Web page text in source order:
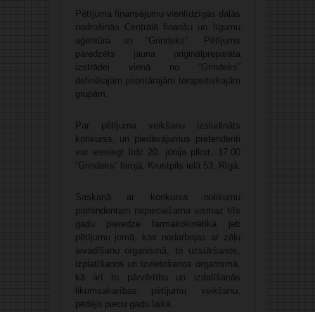
Pētījuma finansējumu vienlīdzīgās daļās
nodrošinās Centrālā finanšu un līgumu
aģentūra un “Grindeks”. Pētījums
paredzēts jauna oriģinālpreparāta
izstrādei vienā no “Grindeks”
definētajām prioritārajām terapeitiskajām
grupām.
Par pētījuma veikšanu izsludināts
konkurss, un piedāvājumus pretendenti
var iesniegt līdz 20. jūnija plkst. 17.00
“Grindeks” birojā, Krustpils ielā 53, Rīgā.
Saskaņā ar konkursa nolikumu
pretendentam nepieciešama vismaz trīs
gadu pieredze farmakokinētikā jeb
pētījumu jomā, kas nodarbojas ar zāļu
ievadīšanu organismā, to uzsūkšanos,
izplatīšanos un izvietošanos organismā,
kā arī to pārvērtību un izdalīšanās
likumsakarības pētījumu veikšanu,
pēdējo piecu gadu laikā.